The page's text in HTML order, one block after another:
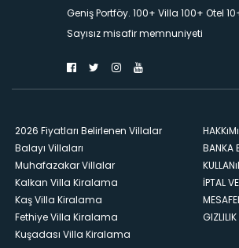
Geniş Portföy. 100+ Villa 100+ Otel
Sayısız misafir memnuniyeti
2026 Fiyatları Belirlenen Villalar
Balayı Villaları
Muhafazakar Villalar
Kalkan Villa Kiralama
Kaş Villa Kiralama
Fethiye Villa Kiralama
Kuşadası Villa Kiralama
BANKA
İPTAL